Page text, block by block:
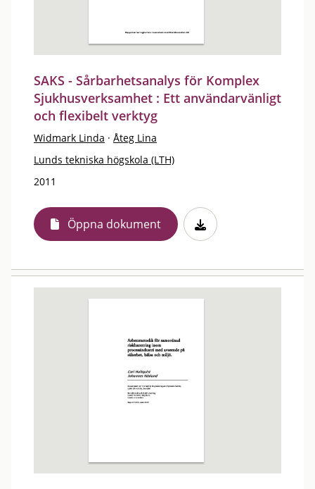
SAKS - Sårbarhetsanalys för Komplex
Sjukhusverksamhet : Ett användarvänligt
och flexibelt verktyg
Widmark Linda · Åteg Lina
Lunds tekniska högskola (LTH)
2011
Öppna dokument